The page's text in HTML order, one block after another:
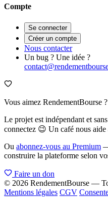
Compte
Se connecter
Créer un compte
Nous contacter
Un bug ? Une idée ?
Vous aimez RendementBourse ?
Le projet est indépendant et
connectez 😉 Un café nous
Ou abonnez-vous au Premium
construire la plateforme selon
Faire un don
© 2026 RendementBourse —
Mentions légales CGV